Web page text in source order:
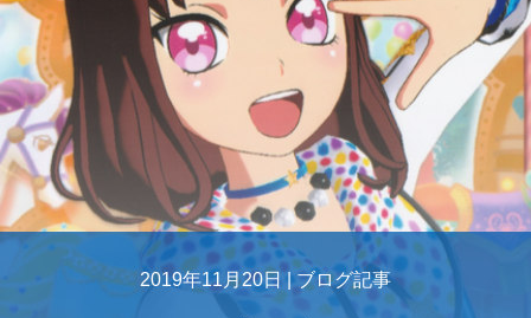
2019年11月20日 |ブログ記事